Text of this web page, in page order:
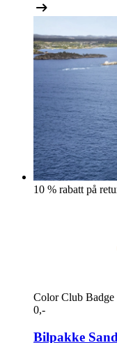
10 % rabatt på
Color Club Badge
0,-
Bilpakke